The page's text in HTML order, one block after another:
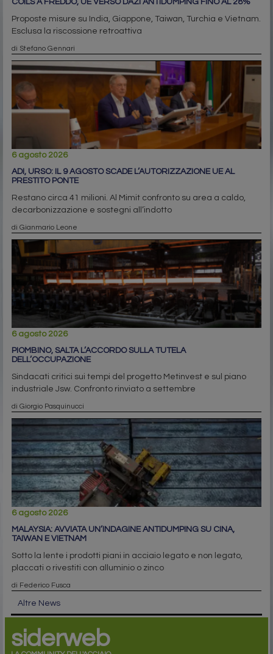
COILS A FREDDO, UE VERSO DAZI ANTIDUMPING FINO AL 28%
Proposte misure su India, Giappone, Taiwan, Turchia e Vietnam.
Esclusa la riscossione retroattiva
di Stefano Gennari
6 agosto 2026
ADI, URSO: IL 9 AGOSTO SCADE L’AUTORIZZAZIONE UE AL
PRESTITO PONTE
Restano circa 41 milioni. Al Mimit confronto su area a caldo,
decarbonizzazione e sostegni all’indotto
di Gianmario Leone
6 agosto 2026
PIOMBINO, SALTA L’ACCORDO SULLA TUTELA
DELL’OCCUPAZIONE
Sindacati critici sui tempi del progetto Metinvest e sul piano
industriale Jsw. Confronto rinviato a settembre
di Giorgio Pasquinucci
6 agosto 2026
MALAYSIA: AVVIATA UN’INDAGINE ANTIDUMPING SU CINA,
TAIWAN E VIETNAM
Sotto la lente i prodotti piani in acciaio legato e non legato,
placcati o rivestiti con alluminio o zinco
di Federico Fusca
Altre News
siderweb